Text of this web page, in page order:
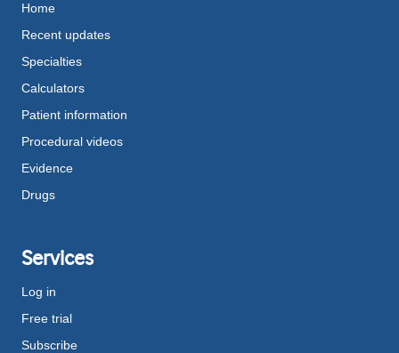
Home
Recent updates
Specialties
Calculators
Patient information
Procedural videos
Evidence
Drugs
Services
Log in
Free trial
Subscribe